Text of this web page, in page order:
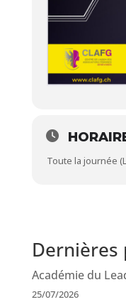
Toute la journée
Académie du
25/07/2026